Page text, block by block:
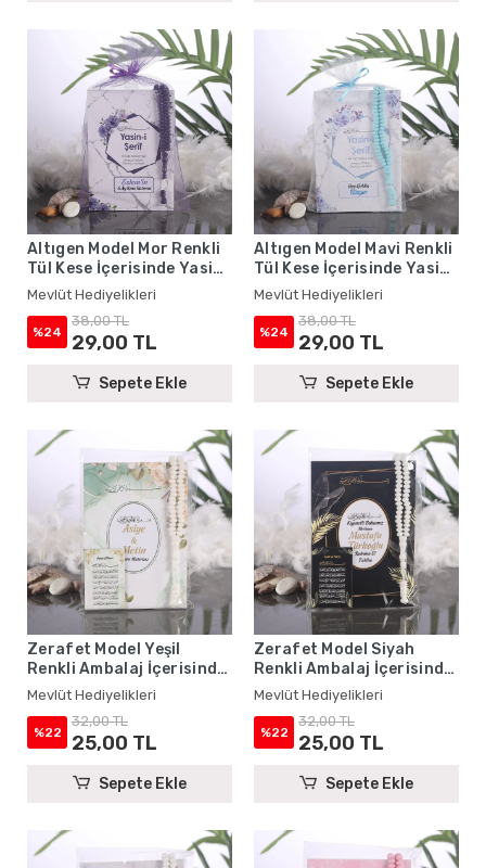
Altıgen Model Mor Renkli
Tül Kese İçerisinde Yasin
Kitabı ve Tesbih - Mevlüt
Hediyelikleri
Mevlüt Hediyelikleri
%24
38,00 TL
29,00 TL
Sepete Ekle
Altıgen Model Mavi Renkli
Tül Kese İçerisinde Yasin
Kitabı ve Tesbih - Mevlüt
Hediyelikleri
Mevlüt Hediyelikleri
%24
38,00 TL
29,00 TL
Sepete Ekle
Zerafet Model Yeşil
Renkli Ambalaj İçerisinde
Yasin Kitabı, Magnet ve
Tesbih - Mevlüt
Hediyelikleri
Mevlüt Hediyelikleri
%22
32,00 TL
25,00 TL
Sepete Ekle
Zerafet Model Siyah
Renkli Ambalaj İçerisinde
Yasin Kitabı, Magnet ve
Tesbih - Mevlüt
Hediyelikleri
Mevlüt Hediyelikleri
%22
32,00 TL
25,00 TL
Sepete Ekle